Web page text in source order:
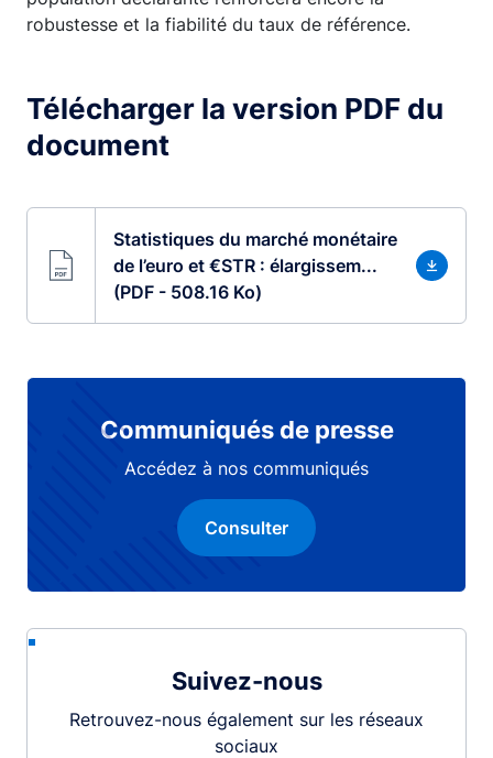
robustesse et la fiabilité du taux de référence.
Télécharger la version PDF du
document
Statistiques du marché monétaire
de l’euro et €STR : élargissem...
(PDF - 508.16 Ko)
Communiqués de presse
Accédez à nos communiqués
Consulter
Suivez-nous
Retrouvez-nous également sur les réseaux
sociaux